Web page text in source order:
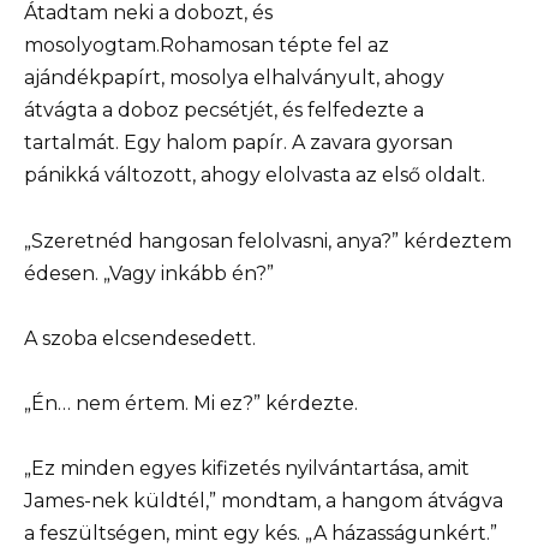
Átadtam neki a dobozt, és
mosolyogtam.Rohamosan tépte fel az
ajándékpapírt, mosolya elhalványult, ahogy
átvágta a doboz pecsétjét, és felfedezte a
tartalmát. Egy halom papír. A zavara gyorsan
pánikká változott, ahogy elolvasta az első oldalt.
„Szeretnéd hangosan felolvasni, anya?” kérdeztem
édesen. „Vagy inkább én?”
A szoba elcsendesedett.
„Én… nem értem. Mi ez?” kérdezte.
„Ez minden egyes kifizetés nyilvántartása, amit
James-nek küldtél,” mondtam, a hangom átvágva
a feszültségen, mint egy kés. „A házasságunkért.”